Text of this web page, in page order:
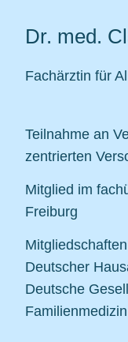
Dr. med.
Fachärztin für
Teilnahme an
zentrierten
Mitglied im
Freiburg
Deutscher
Deutsche